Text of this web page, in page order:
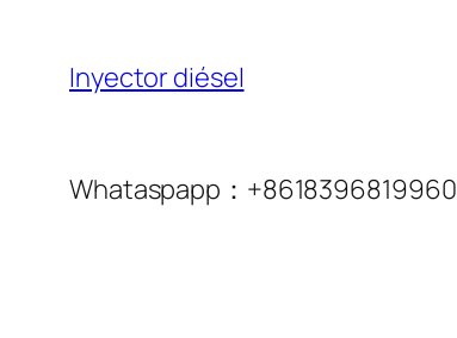
Inyector diésel
Whataspapp：+8618396819960